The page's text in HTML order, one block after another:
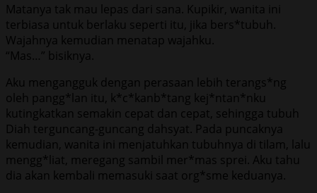
Matanya tak mau lepas dari sana. Kupikir, wanita ini
terbiasa untuk berlaku seperti itu, jika bers*tubuh.
Wajahnya kemudian menatap wajahku.
“Mas…” bisiknya.
Aku mengangguk dengan perasaan lebih terangs*ng
oleh pangg*lan itu, k*c*kanb*tang kej*ntan*nku
kutingkatkan semakin cepat dan cepat, sehingga tubuh
Diah terguncang-guncang dahsyat. Pada puncaknya
kemudian, wanita ini menjatuhkan tubuhnya di tilam, lalu
mengg*liat, meregang sambil mer*mas sprei. Aku tahu
dia akan kembali memasuki saat org*sme keduanya.